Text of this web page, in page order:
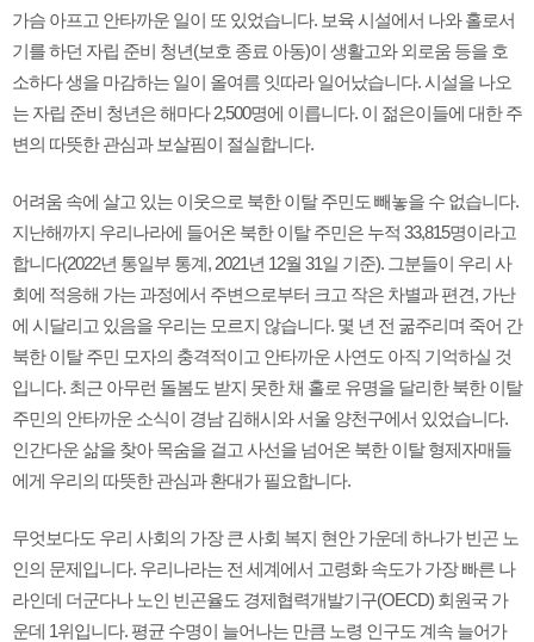
가슴 아프고 안타까운 일이 또 있었습니다. 보육 시설에서 나와 홀로서
기를 하던 자립 준비 청년(보호 종료 아동)이 생활고와 외로움 등을 호
소하다 생을 마감하는 일이 올여름 잇따라 일어났습니다. 시설을 나오
는 자립 준비 청년은 해마다 2,500명에 이릅니다. 이 젊은이들에 대한 주
변의 따뜻한 관심과 보살핌이 절실합니다.
어려움 속에 살고 있는 이웃으로 북한 이탈 주민도 빼놓을 수 없습니다.
지난해까지 우리나라에 들어온 북한 이탈 주민은 누적 33,815명이라고
합니다(2022년 통일부 통계, 2021년 12월 31일 기준). 그분들이 우리 사
회에 적응해 가는 과정에서 주변으로부터 크고 작은 차별과 편견, 가난
에 시달리고 있음을 우리는 모르지 않습니다. 몇 년 전 굶주리며 죽어 간
북한 이탈 주민 모자의 충격적이고 안타까운 사연도 아직 기억하실 것
입니다. 최근 아무런 돌봄도 받지 못한 채 홀로 유명을 달리한 북한 이탈
주민의 안타까운 소식이 경남 김해시와 서울 양천구에서 있었습니다.
인간다운 삶을 찾아 목숨을 걸고 사선을 넘어온 북한 이탈 형제자매들
에게 우리의 따뜻한 관심과 환대가 필요합니다.
무엇보다도 우리 사회의 가장 큰 사회 복지 현안 가운데 하나가 빈곤 노
인의 문제입니다. 우리나라는 전 세계에서 고령화 속도가 가장 빠른 나
라인데 더군다나 노인 빈곤율도 경제협력개발기구(OECD) 회원국 가
운데 1위입니다. 평균 수명이 늘어나는 만큼 노령 인구도 계속 늘어가